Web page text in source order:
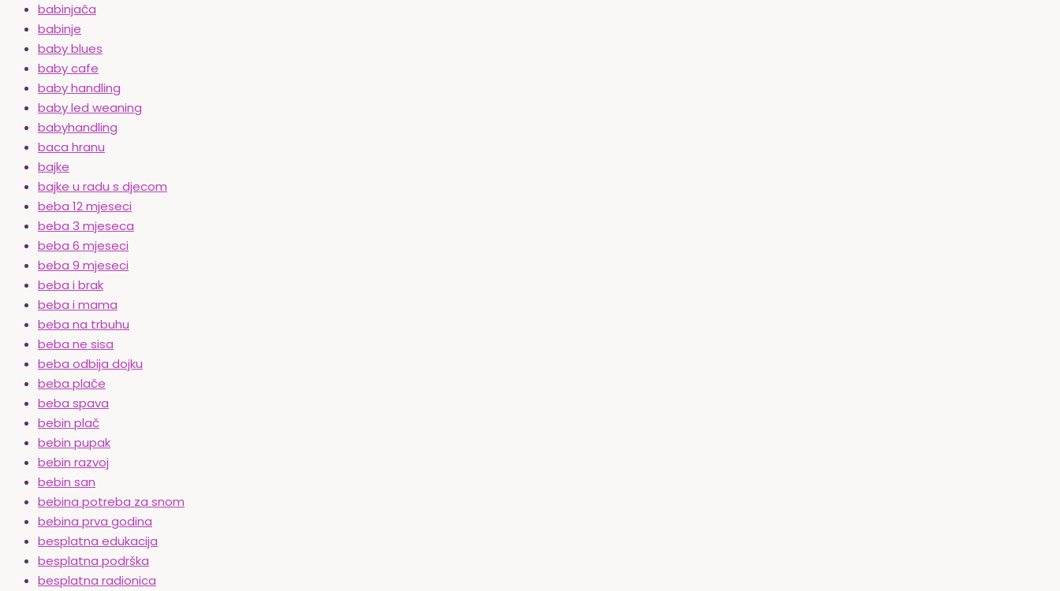
babinjača
babinje
baby blues
baby cafe
baby handling
baby led weaning
babyhandling
baca hranu
bajke
bajke u radu s djecom
beba 12 mjeseci
beba 3 mjeseca
beba 6 mjeseci
beba 9 mjeseci
beba i brak
beba i mama
beba na trbuhu
beba ne sisa
beba odbija dojku
beba plače
beba spava
bebin plač
bebin pupak
bebin razvoj
bebin san
bebina potreba za snom
bebina prva godina
besplatna edukacija
besplatna podrška
besplatna radionica